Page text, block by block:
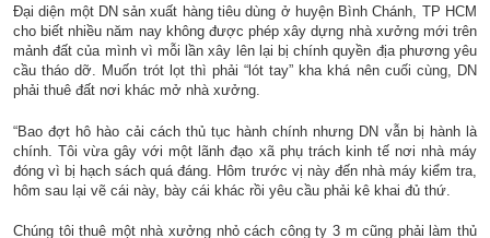
Đại diện một DN sản xuất hàng tiêu dùng ở huyện Bình Chánh, TP HCM
cho biết nhiều năm nay không được phép xây dựng nhà xưởng mới trên
mảnh đất của mình vì mỗi lần xây lên lại bị chính quyền địa phương yêu
cầu tháo dỡ. Muốn trót lọt thì phải “lót tay” kha khá nên cuối cùng, DN
phải thuê đất nơi khác mở nhà xưởng.
“Bao đợt hô hào cải cách thủ tục hành chính nhưng DN vẫn bị hành là
chính. Tôi vừa gây với một lãnh đạo xã phụ trách kinh tế nơi nhà máy
đóng vì bị hạch sách quá đáng. Hôm trước vị này đến nhà máy kiểm tra,
hôm sau lại vẽ cái này, bày cái khác rồi yêu cầu phải kê khai đủ thứ.
Chúng tôi thuê một nhà xưởng nhỏ cách công ty 3 m cũng phải làm thủ